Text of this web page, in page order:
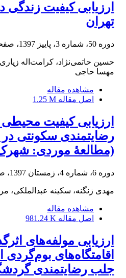
ارزیابی کیفیت
تهران
دوره 50، شماره 3، پاییز 1397، صفحه
حسین حاتمی‌نژاد، کرامت‌اله
مهسا حاجی
مشاهده مقاله
اصل مقاله 1.25 M
ارزیابی کیفیت
رضایتمندی سکونتی
(مطالعۀ موردی:
دوره 6، شماره 4، زمستان 1397، صفحه
مهدی زنگنه، سکینه عبدالملکی،
مشاهده مقاله
اصل مقاله 981.24 K
ارزیابی مولفه‌های
اقامتگاه‌های بوم‌گردی
جلب رضایتمندی